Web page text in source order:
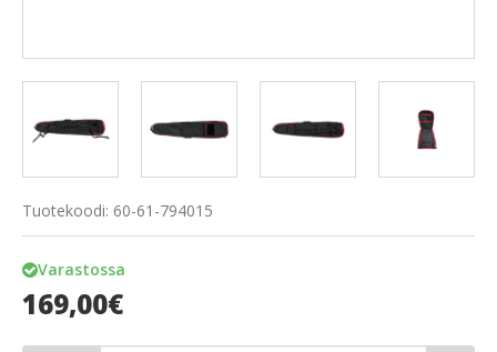
Tuotekoodi: 60-61-794015
Varastossa
169,00€